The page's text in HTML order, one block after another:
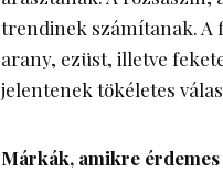
trendinek számítanak. A
arany, ezüst, illetve
jelentenek tökéletes
Márkák, amikre